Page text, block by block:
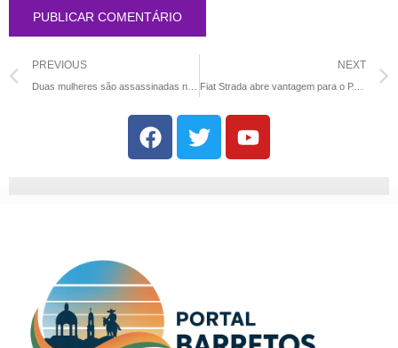
PREVIOUS
Duas mulheres são assassinadas na região Noroeste Paulista
NEXT
Fiat Strada abre vantagem para o Polo e deve ser o veculo mais vendido do Brasil em 2024